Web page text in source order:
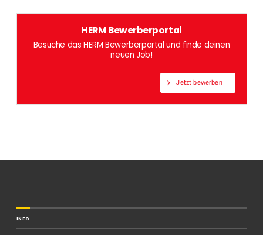
HERM Bewerberportal
Besuche das HERM Bewerberportal und finde deinen
neuen Job!
Jetzt bewerben
INFO